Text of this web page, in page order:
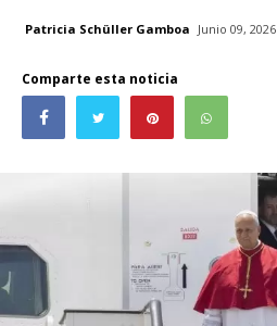
Patricia Schüller Gamboa Junio 09, 2026
Comparte esta noticia